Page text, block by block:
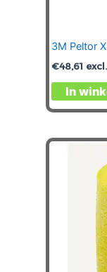
3M Peltor
€48,61
In